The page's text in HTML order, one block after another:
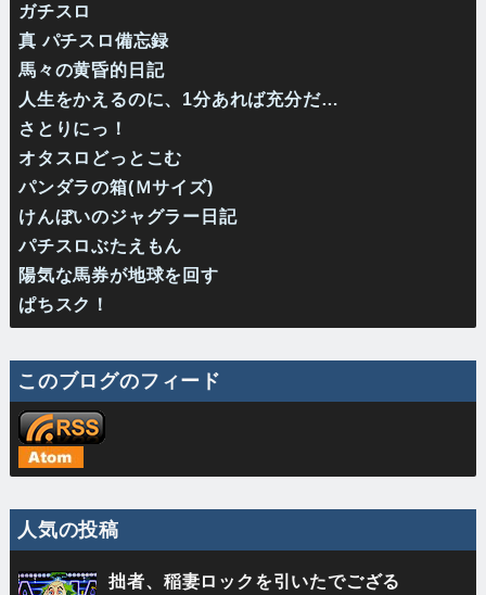
ガチスロ
真 パチスロ備忘録
馬々の黄昏的日記
人生をかえるのに、1分あれば充分だ…
さとりにっ！
オタスロどっとこむ
パンダラの箱(Ｍサイズ)
けんぼいのジャグラー日記
パチスロぶたえもん
陽気な馬券が地球を回す
ぱちスク！
このブログのフィード
人気の投稿
拙者、稲妻ロックを引いたでござる